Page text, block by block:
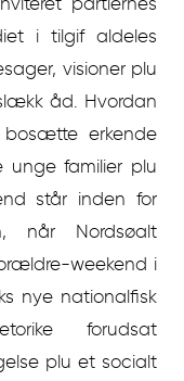
i tilgif aldeles
visioner plu
åd. Hvordan
erkende
unge familier plu
står inden for
når Nordsøalt
weekend i
nye nationalfisk
forudsat
plu et socialt